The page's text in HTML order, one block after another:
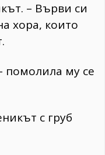
– Върви си
хора, които
помолила му се
с груб